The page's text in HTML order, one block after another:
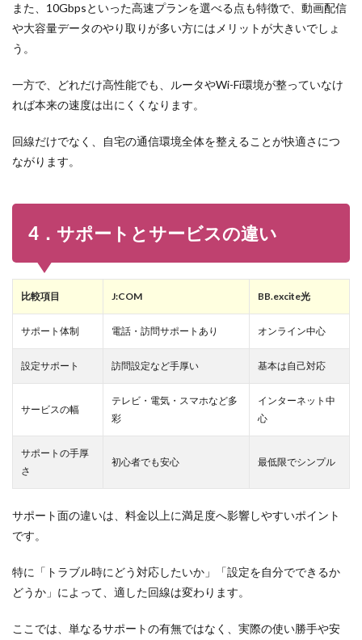
また、10Gbpsといった高速プランを選べる点も特徴で、動画配信
や大容量データのやり取りが多い方にはメリットが大きいでしょ
う。
一方で、どれだけ高性能でも、ルータやWi-Fi環境が整っていなけ
れば本来の速度は出にくくなります。
回線だけでなく、自宅の通信環境全体を整えることが快適さにつ
ながります。
4．サポートとサービスの違い
比較項目 J:COM BB.excite光
サポート体制 電話・訪問サポートあり オンライン中心
設定サポート 訪問設定など手厚い 基本は自己対応
サービスの幅
テレビ・電気・スマホなど多
彩
インターネット中
心
サポートの手厚
さ
初心者でも安心 最低限でシンプル
サポート面の違いは、料金以上に満足度へ影響しやすいポイント
です。
特に「トラブル時にどう対応したいか」「設定を自分でできるか
どうか」によって、適した回線は変わります。
ここでは、単なるサポートの有無ではなく、実際の使い勝手や安